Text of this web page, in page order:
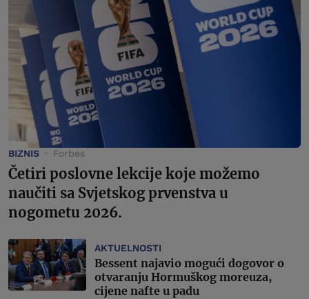
BIZNIS Forbes
Četiri poslovne lekcije koje možemo
naučiti sa Svjetskog prvenstva u
nogometu 2026.
AKTUELNOSTI
Bessent najavio mogući dogovor o
otvaranju Hormuškog moreuza,
cijene nafte u padu